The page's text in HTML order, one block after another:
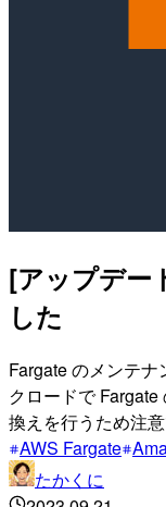
[アップデー
した
Fargate のメンテ
クロードで
換えを行うため注意
AWS Fargate
たかくに